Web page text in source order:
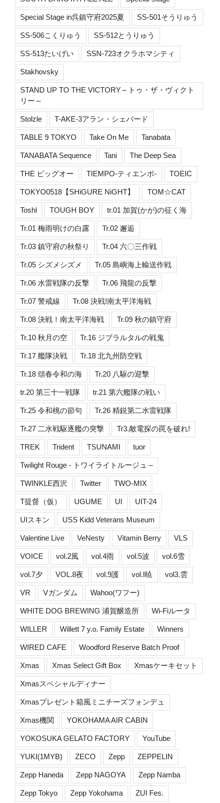
Special Stage in呉鎮守府2025夏 SS-501そうりゅう
SS-506こくりゅう SS-512とうりゅう
SS-513たいげい SSN-723オクラホマシティ
Stakhovsky
STAND UP TO THE VICTORY～トゥ・ザ・ヴィクト
リー～
Stolzle T-AKE-3アラン・シェパード
TABLE 9 TOKYO Take On Me Tanabata
TANABATA Sequence Tani The Deep Sea
THE ビッグオー TIEMPO-ティエンポ- TOEIC
TOKYO0518【SHiGURE NiGHT】 TOM☆CAT
Toshl TOUGH BOY tr.01 加賀(かが)の征く海
Tr.01 梅雨明けの白露 Tr.02 邂逅
Tr.03 鎮守府の秋祭り Tr.04 六〇三作戦
Tr.05 シズメシズメ Tr.05 島嶼海上輸送作戦
Tr.06 水雷戦隊の反撃 Tr.06 飛龍の反撃
Tr.07 警戒線 Tr.08 決戦!南太平洋海戦
Tr.08 決戦！南太平洋海戦 Tr.09 秋の鎮守府
Tr.10 秋月の空 Tr.16 ジブラルタルの戦鬼
Tr.17 艦隊決戦 Tr.18 北九州防空戦
Tr.18 頌春令和の海 Tr.20 八駆の迎撃
tr.20 第三十一戦隊 tr.21 第六艦隊の戦い
Tr.25 令和桃の節句 Tr.26 精鋭第二水雷戦隊
Tr.27 二水戦駆逐艦の突撃 Tr3.敵電探の罠を破れ!
TREK Trident TSUNAMI tuor
Twilight Rouge - トワイライトルージュ –
TWINKLE西沢 Twitter TWO-MIX
T提督（仮） UGUME UI UIT-24
UIスキン USS Kidd Veterans Museum
Valentine Live VeNesty Vitamin Berry VLS
VOICE vol.2風 vol.4雨 vol.5波 vol.6雪
vol.7夕 VOL.8夜 vol.9護 vol.I暁 vol3.雲
VR Vガンダム Wahoo(ワフー)
WHITE DOG BREWING 浦賀醸造所 Wi-Fiルータ
WILLER Willett 7 y.o. Family Estate Winners
WIRED CAFE Woodford Reserve Batch Proof
Xmas Xmas Select Gift Box Xmasケーキセット
Xmasスペシャルディナー
Xmasプレゼント箱風ミニチーズフォンデュ
Xmas機関 YOKOHAMA AIR CABIN
YOKOSUKA GELATO FACTORY YouTube
YUKI(1MYB) ZECO Zepp ZEPPELIN
Zepp Haneda Zepp NAGOYA Zepp Namba
Zepp Tokyo Zepp Yokohama ZUI Fes.